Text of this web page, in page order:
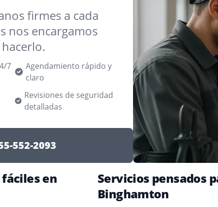
firmes a cada
nos encargamos
7
Agendamiento rápido y
claro
Revisiones de seguridad
detalladas
552-2093
en
Servicios pensados
Binghamton